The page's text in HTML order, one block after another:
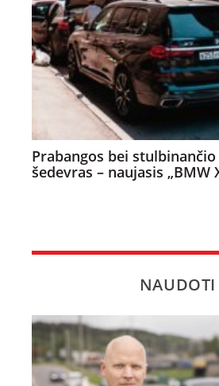
Prabangos bei
šedevras – naujasis „BMW
NAUDOTI